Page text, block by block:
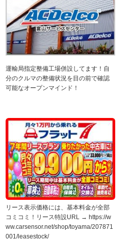
運輸局指定整備工場併設してます！自
分のクルマの整備状況を目の前で確認
可能なオープンマインド！
リース表示価格には、基本料金が全部
コミコミ！リース特設URL → https://w
ww.carsensor.net/shop/toyama/207871
001/leasestock/